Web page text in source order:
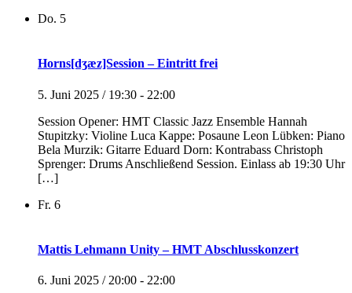
Do. 5
Horns[dʒæz]Session – Eintritt frei
5. Juni 2025 / 19:30 - 22:00
Session Opener: HMT Classic Jazz Ensemble Hannah
Stupitzky: Violine Luca Kappe: Posaune Leon Lübken: Piano
Bela Murzik: Gitarre Eduard Dorn: Kontrabass Christoph
Sprenger: Drums Anschließend Session. Einlass ab 19:30 Uhr
[…]
Fr. 6
Mattis Lehmann Unity – HMT Abschlusskonzert
6. Juni 2025 / 20:00 - 22:00